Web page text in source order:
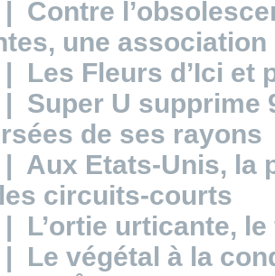
| Contre
une
| Les Fleurs d’Ici et
| Super U supprime
de ses rayons
| Aux Etats-Unis, la
circuits-courts
| L’ortie urticante,
| Le végétal à la